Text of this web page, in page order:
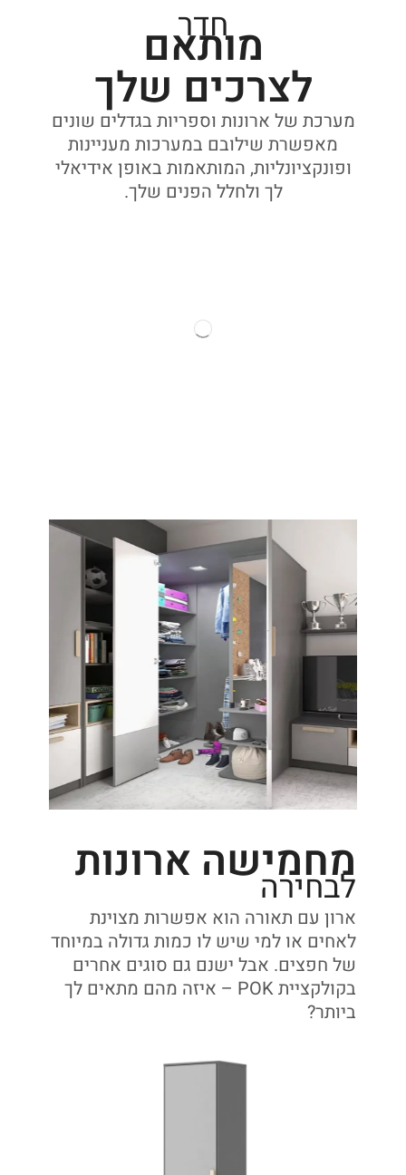
חדר
מותאם
לצרכים שלך
מערכת של ארונות וספריות בגדלים שונים
מאפשרת שילובם במערכות מעניינות
ופונקציונליות, המותאמות באופן אידיאלי
לך ולחלל הפנים שלך.
מחמישה ארונות
לבחירה
ארון עם תאורה הוא אפשרות מצוינת
לאחים או למי שיש לו כמות גדולה במיוחד
של חפצים. אבל ישנם גם סוגים אחרים
בקולקציית POK – איזה מהם מתאים לך
ביותר?